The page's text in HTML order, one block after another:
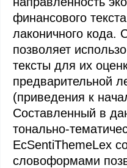
финансового
лаконичного кода.
позволяет
тексты для их
предварительной
(приведения к
Составленный в
тонально-
EcSentiThemeLex
словоформами